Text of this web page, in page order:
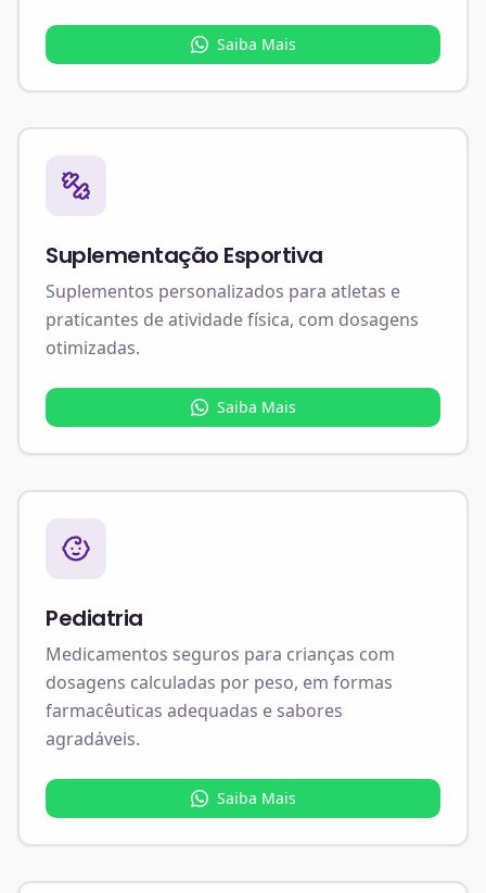
Saiba Mais
Suplementação Esportiva
Suplementos personalizados para atletas e
praticantes de atividade física, com dosagens
otimizadas.
Saiba Mais
Pediatria
Medicamentos seguros para crianças com
dosagens calculadas por peso, em formas
farmacêuticas adequadas e sabores
agradáveis.
Saiba Mais